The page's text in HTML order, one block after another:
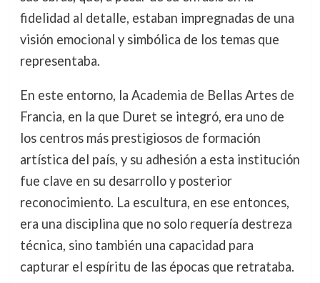
fidelidad al detalle, estaban impregnadas de una
visión emocional y simbólica de los temas que
representaba.
En este entorno, la Academia de Bellas Artes de
Francia, en la que Duret se integró, era uno de
los centros más prestigiosos de formación
artística del país, y su adhesión a esta institución
fue clave en su desarrollo y posterior
reconocimiento. La escultura, en ese entonces,
era una disciplina que no solo requería destreza
técnica, sino también una capacidad para
capturar el espíritu de las épocas que retrataba.